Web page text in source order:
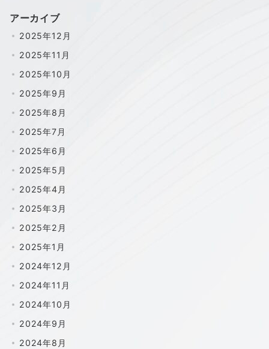
アーカイブ
2025年12月
2025年11月
2025年10月
2025年9月
2025年8月
2025年7月
2025年6月
2025年5月
2025年4月
2025年3月
2025年2月
2025年1月
2024年12月
2024年11月
2024年10月
2024年9月
2024年8月